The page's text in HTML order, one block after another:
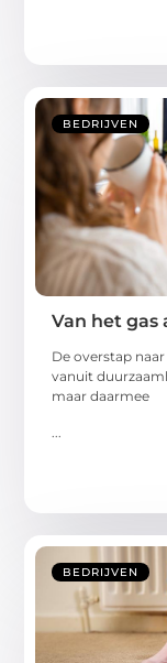
BEDRIJVEN
Van het
De overstap
vanuit
maar daarmee
BEDRIJVEN